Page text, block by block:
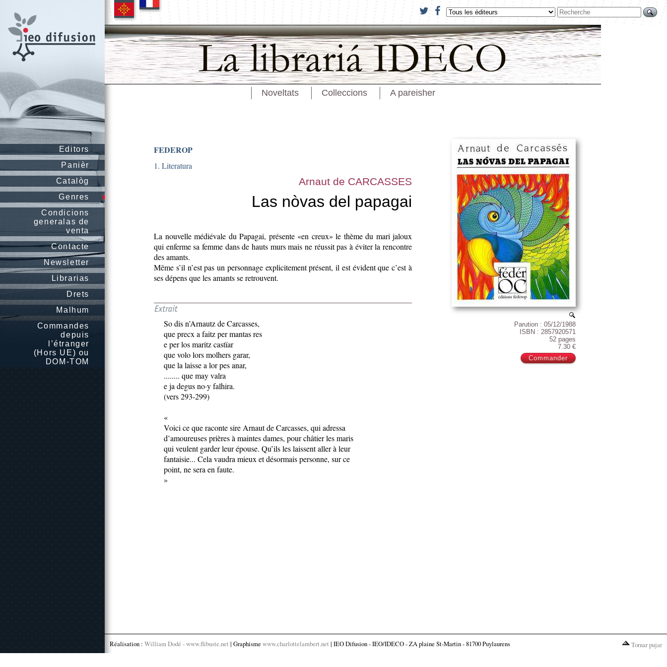
Editors
Panièr
Catalòg
Genres
Condicions
generalas de
venta
Contacte
Newsletter
Librarias
Drets
Malhum
Commandes
depuis
l’étranger
(Hors UE) ou
DOM-TOM
Noveltats Colleccions A pareisher
Parution : 05/12/1988
ISBN : 2857920571
52 pages
7.30 €
FEDEROP
1. Literatura
Arnaut de CARCASSES
Las nòvas del papagai
La nouvelle médiévale du Papagai, présente «en creux» le thème du mari jaloux
qui enferme sa femme dans de hauts murs mais ne réussit pas à éviter la rencontre
des amants.
Même s’il n’est pas un personnage explicitement présent, il est évident que c’est à
ses dépens que les amants se retrouvent.
So dis n’Arnautz de Carcasses,
que precx a faitz per mantas res
e per los maritz castïar
que volo lors molhers garar,
que la laisse a lor pes anar,
........ que may valra
e ja degus no·y falhira.
(vers 293-299)
«
Voici ce que raconte sire Arnaut de Carcasses, qui adressa
d’amoureuses prières à maintes dames, pour châtier les maris
qui veulent garder leur épouse. Qu’ils les laissent aller à leur
fantaisie... Cela vaudra mieux et désormais personne, sur ce
point, ne sera en faute.
»
Réalisation : William Dodé - www.flibuste.net | Graphisme www.charlottelambert.net | IEO Difusion - IEO/IDECO - ZA plaine St-Martin - 81700 Puylaurens Tornar pujar